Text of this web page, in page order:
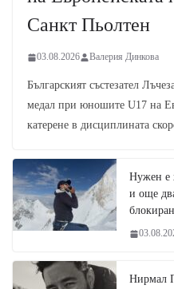
Санкт Пьолтен
03.08.2026 Валерия Динкова
Българският състезател
медал при юношите U17 на
катерене в дисциплината
Нужен е
и още
Нирмал